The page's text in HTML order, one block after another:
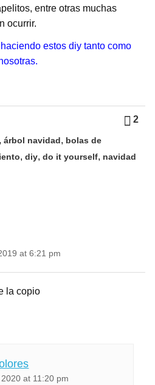
entre otras muchas
ocurrir.
estos diy tanto como
2
,árbol navidad , bolas de
,diy,do it yourself, navidad
at 6:21 pm
la copio
at 11:20 pm